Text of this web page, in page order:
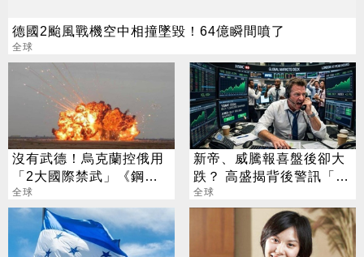
德國2颱風戰機空中相撞墜毀！64億瞬間噴了
全球
沒有武德！烏克蘭控俄用
「2大國際禁武」《鋼鐵
人》曾賣其中之1
全球
新帝、威騰報喜盤後卻大
跌？ 高盛揭背後警訊「恐
傷到美光」
全球